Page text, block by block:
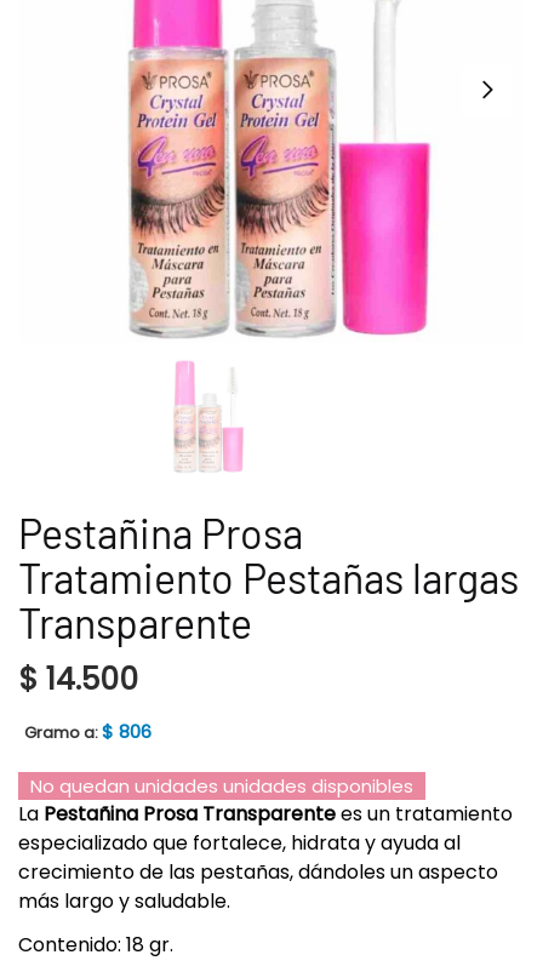
Pestañina Prosa
Tratamiento Pestañas largas
Transparente
$ 14.500
Gramo a:$ 806
No quedan unidades unidades disponibles
La Pestañina Prosa Transparentees un tratamiento
especializado que fortalece, hidrata y ayuda al
crecimiento de las pestañas, dándoles un aspecto
más largo y saludable.
Contenido: 18 gr.